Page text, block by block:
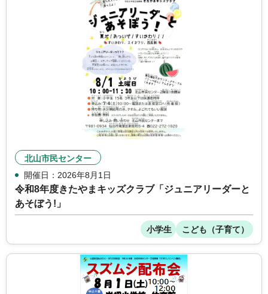
北山市民センター
開催日：2026年8月1日
令和8年度きたやまキッズクラブ「ジュニアリーダーと
あそぼう!」
小学生 こども（子育て）